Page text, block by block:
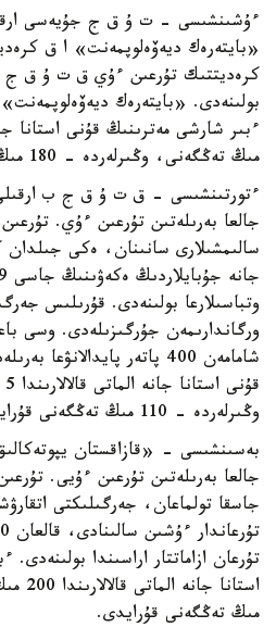
ءۇشىنشىسى - ت ۇ ق ج جۇيەسى
«بايتەرەك ديەۆەلوپمەنت» ا ق
كرەديتتىك تۇرعىن ءۇي ق ت ۇ ق ج ب
بولىنەدى. «بايتەرەك
مىڭ تەڭگەنى، وڭىرلەردە - 180 مىڭ تەڭگەنى قۇرايدى.
ءتورتىنشىسى - ق ت ۇ ق ج ب
جالعا بەرىلەتىن تۇرعىن ءۇي.
سالىمشىلارى سانىنان، ەكى
وتباسىلارعا بولىنەدى. قۇرىلىس
ورگاندارىمەن جۇرگىزىلەدى. وسى
شامامەن 400 پاتەر
وڭىرلەردە - 110 مىڭ تەڭگەنى قۇرايدى.
بەسىنشىسى - «قازاقستان
جاسقا تولماعان، جەرگىلىكتى
تۇرعان ازاماتتار اراسىندا
مىڭ تەڭگەنى قۇرايدى.